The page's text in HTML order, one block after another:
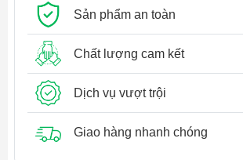
Sản phẩm an toàn
Chất lượng cam kết
Dịch vụ vượt trội
Giao hàng nhanh chóng